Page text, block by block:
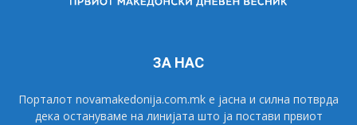
ЗА НАС
Порталот novamakedonija.com.mk е јасна и силна потврда
дека остануваме на линијата што ја постави првиот